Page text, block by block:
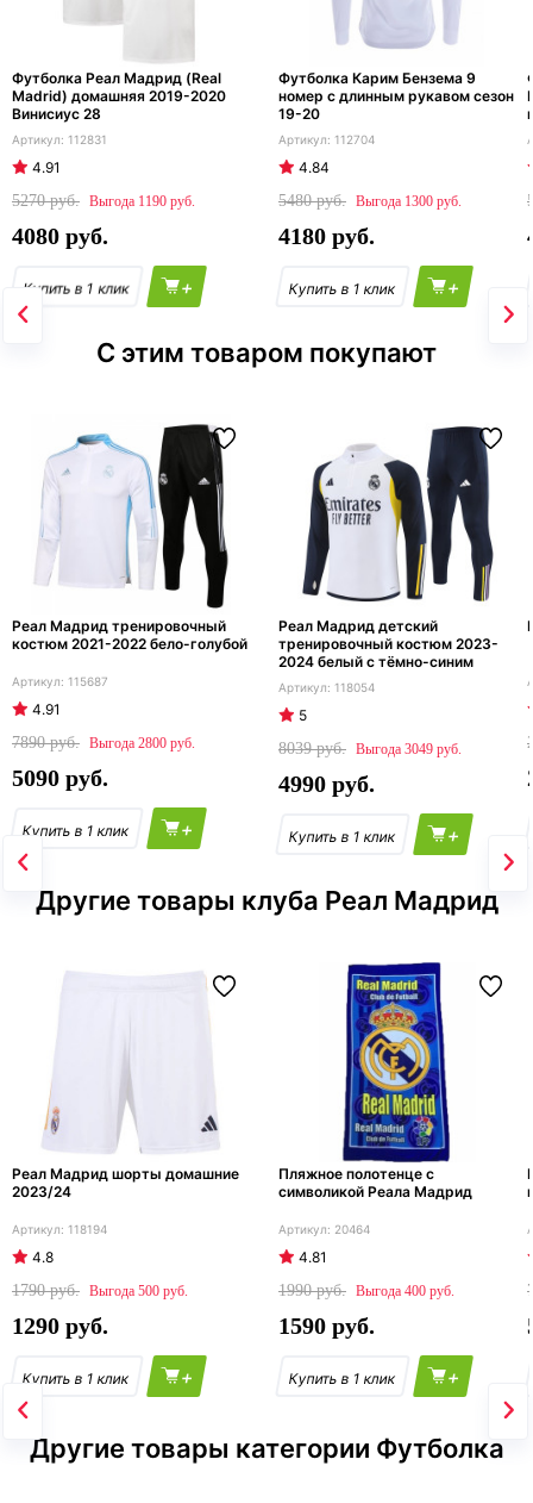
Футболка Реал Мадрид (Real
Madrid) домашняя 2019-2020
Винисиус 28
112831
4.91
5270
1190
4080
+
Футболка Карим Бензема 9
номер с длинным рукавом сезон
19-20
112704
4.84
5480
1300
4180
+
С этим товаром покупают
Реал Мадрид тренировочный
костюм 2021-2022 бело-голубой
115687
4.91
7890
2800
5090
+
Реал Мадрид детский
тренировочный костюм 2023-
2024 белый с тёмно-синим
118054
5
8039
3049
4990
+
Другие товары клуба Реал Мадрид
Реал Мадрид шорты домашние
2023/24
118194
4.8
1790
500
1290
+
Пляжное полотенце с
символикой Реала Мадрид
20464
4.81
1990
400
1590
+
Другие товары категории Футболка